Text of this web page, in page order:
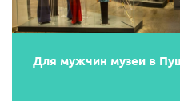
Для мужчин музеи в